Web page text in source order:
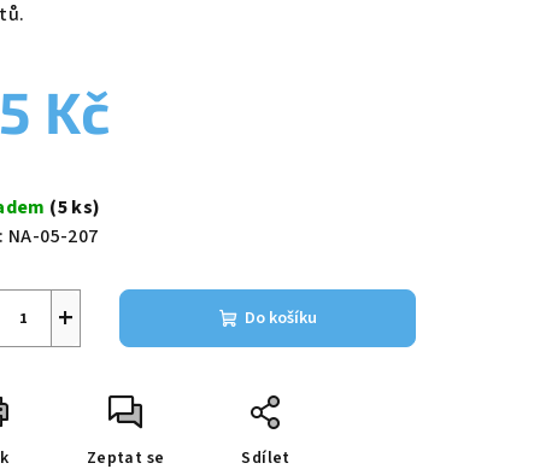
Kč
(5 ks)
NA-05-207
+ Do košíku
Zeptat se Sdílet